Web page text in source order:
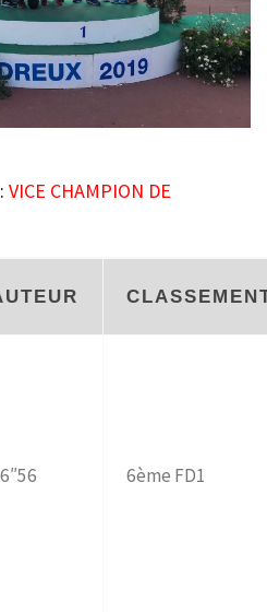
VICE CHAMPION DE
6ème FD1